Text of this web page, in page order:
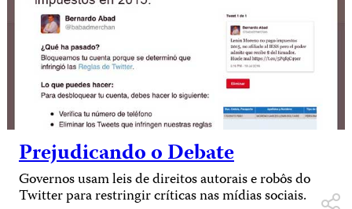
Prejudicando o Debate
Governos usam leis de direitos autorais e robôs do
Twitter para restringir críticas nas mídias sociais.